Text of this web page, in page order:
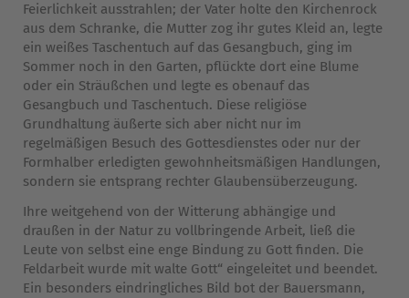
Feierlichkeit ausstrahlen; der Vater holte den Kirchenrock
aus dem Schranke, die Mutter zog ihr gutes Kleid an, legte
ein weißes Taschentuch auf das Gesangbuch, ging im
Sommer noch in den Garten, pflückte dort eine Blume
oder ein Sträußchen und legte es obenauf das
Gesangbuch und Taschentuch. Diese religiöse
Grundhaltung äußerte sich aber nicht nur im
regelmäßigen Besuch des Gottesdienstes oder nur der
Formhalber erledigten gewohnheitsmäßigen Handlungen,
sondern sie entsprang rechter Glaubensüberzeugung.
Ihre weitgehend von der Witterung abhängige und
draußen in der Natur zu vollbringende Arbeit, ließ die
Leute von selbst eine enge Bindung zu Gott finden. Die
Feldarbeit wurde mit walte Gott“ eingeleitet und beendet.
Ein besonders eindringliches Bild bot der Bauersmann,